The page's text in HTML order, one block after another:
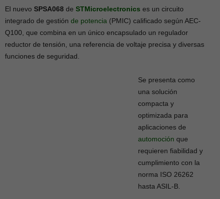
El nuevo SPSA068 de STMicroelectronics es un circuito
integrado de gestión de potencia (PMIC) calificado según AEC-
Q100, que combina en un único encapsulado un regulador
reductor de tensión, una referencia de voltaje precisa y diversas
funciones de seguridad.
Se presenta como
una solución
compacta y
optimizada para
aplicaciones de
automoción que
requieren fiabilidad y
cumplimiento con la
norma ISO 26262
hasta ASIL-B.